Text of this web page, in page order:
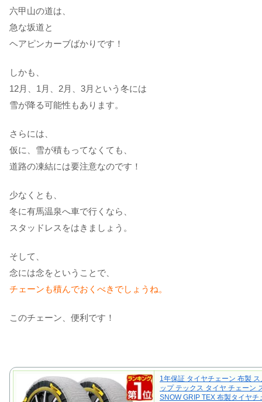
六甲山の道は、
急な坂道と
ヘアピンカーブばかりです！
しかも、
12月、1月、2月、3月という冬には
雪が降る可能性もあります。
さらには、
仮に、雪が積もってなくても、
道路の凍結には要注意なのです！
少なくとも、
冬に有馬温泉へ車で行くなら、
スタッドレスをはきましょう。
そして、
念には念をということで、
チェーンも積んでおくべきでしょうね。
このチェーン、便利です！
1年保証 タイヤチェーン 布製
ップ テックス タイヤ チェーン
SNOW GRIP TEX 布製タイヤチ